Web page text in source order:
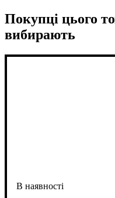
Покупці цього
вибирають